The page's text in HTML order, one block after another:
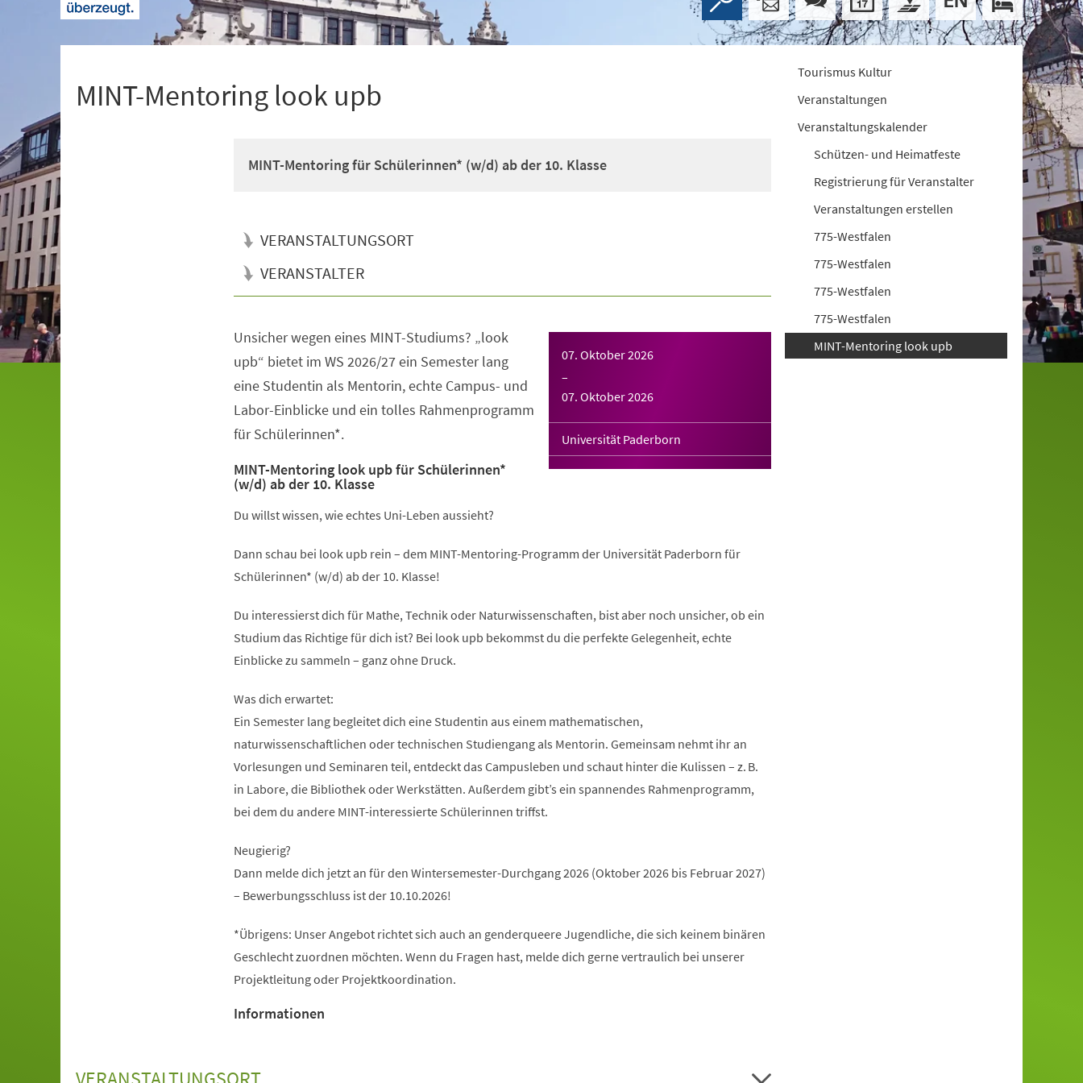
MINT-Mentoring look upb
MINT-Mentoring für Schülerinnen* (w/d) ab der 10. Klasse
VERANSTALTUNGSORT
VERANSTALTER
07. Oktober 2026
–
07. Oktober 2026
Universität Paderborn
Unsicher wegen eines MINT-Studiums? „look
upb“ bietet im WS 2026/27 ein Semester lang
eine Studentin als Mentorin, echte Campus- und
Labor-Einblicke und ein tolles Rahmenprogramm
für Schülerinnen*.
MINT-Mentoring look upb für Schülerinnen*
(w/d) ab der 10. Klasse
Du willst wissen, wie echtes Uni-Leben aussieht?
Dann schau bei look upb rein – dem MINT-Mentoring-Programm der Universität Paderborn für
Schülerinnen* (w/d) ab der 10. Klasse!
Du interessierst dich für Mathe, Technik oder Naturwissenschaften, bist aber noch unsicher, ob ein
Studium das Richtige für dich ist? Bei look upb bekommst du die perfekte Gelegenheit, echte
Einblicke zu sammeln – ganz ohne Druck.
Was dich erwartet:
Ein Semester lang begleitet dich eine Studentin aus einem mathematischen,
naturwissenschaftlichen oder technischen Studiengang als Mentorin. Gemeinsam nehmt ihr an
Vorlesungen und Seminaren teil, entdeckt das Campusleben und schaut hinter die Kulissen – z. B.
in Labore, die Bibliothek oder Werkstätten. Außerdem gibt’s ein spannendes Rahmenprogramm,
bei dem du andere MINT-interessierte Schülerinnen triffst.
Neugierig?
Dann melde dich jetzt an für den Wintersemester-Durchgang 2026 (Oktober 2026 bis Februar 2027)
– Bewerbungsschluss ist der 10.10.2026!
*Übrigens: Unser Angebot richtet sich auch an genderqueere Jugendliche, die sich keinem binären
Geschlecht zuordnen möchten. Wenn du Fragen hast, melde dich gerne vertraulich bei unserer
Projektleitung oder Projektkoordination.
Informationen
Tourismus Kultur
Veranstaltungen
Veranstaltungskalender
Schützen- und Heimatfeste
Registrierung für Veranstalter
Veranstaltungen erstellen
775-Westfalen
775-Westfalen
775-Westfalen
775-Westfalen
MINT-Mentoring look upb